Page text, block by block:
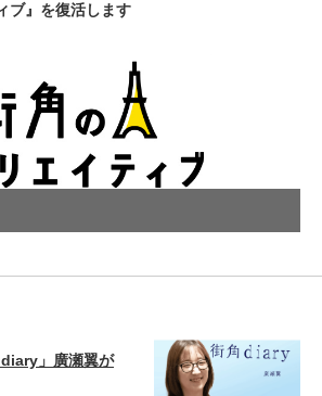
ブ』を復活します
」廣瀬翼が